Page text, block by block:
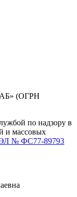
(ОГРН
по надзору в
и массовых
ЭЛ № ФС77-89793